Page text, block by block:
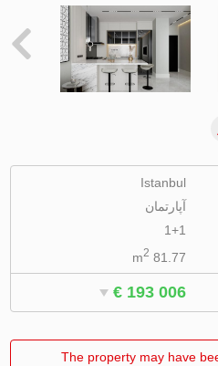
Istanbul
آپارتمان
1+1
81.77 m
2
€ 193 006
The property may have